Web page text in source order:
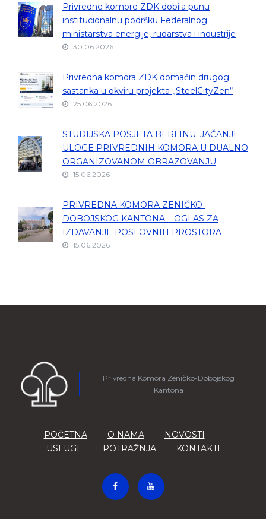
Privredne komore ZDK dobila punu
institucionalnu podršku Federalnog
ministarstva energije, rudarstva i industrije
30.06.2026
Privredna komora ZDK domaćin drugog
sastanka u okviru projekta „SteelCityZen“
25.06.2026
STUDIJSKA POSJETA BERLINU: JAČANJE
ULOGE PRIVREDNIH KOMORA U DUALNO
ORGANIZOVANOM OBRAZOVANJU
15.06.2026
PRIVREDNA KOMORA ZENIČKO-
DOBOJSKOG KANTONA – OGLAS ZA
IZDAVANJE POSLOVNIH PROSTORA
15.06.2026
Privredna Komora Zeničko-Dobojskog
Kantona
POČETNA O NAMA
NOVOSTI
USLUGE
POTRAŽNJA KONTAKTI